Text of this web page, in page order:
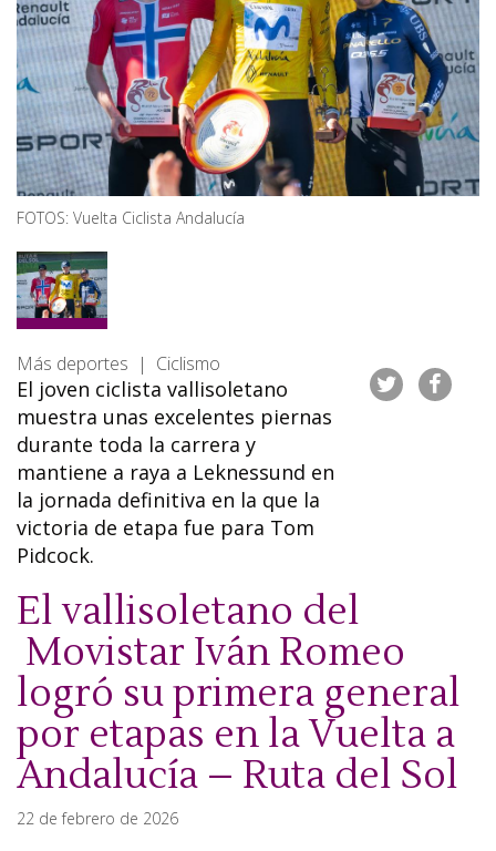
FOTOS: Vuelta Ciclista Andalucía
Más deportes | Ciclismo
El joven ciclista vallisoletano
muestra unas excelentes piernas
durante toda la carrera y
mantiene a raya a Leknessund en
la jornada definitiva en la que la
victoria de etapa fue para Tom
Pidcock.
El vallisoletano del
Movistar Iván Romeo
logró su primera general
por etapas en la Vuelta a
Andalucía – Ruta del Sol
22 de febrero de 2026